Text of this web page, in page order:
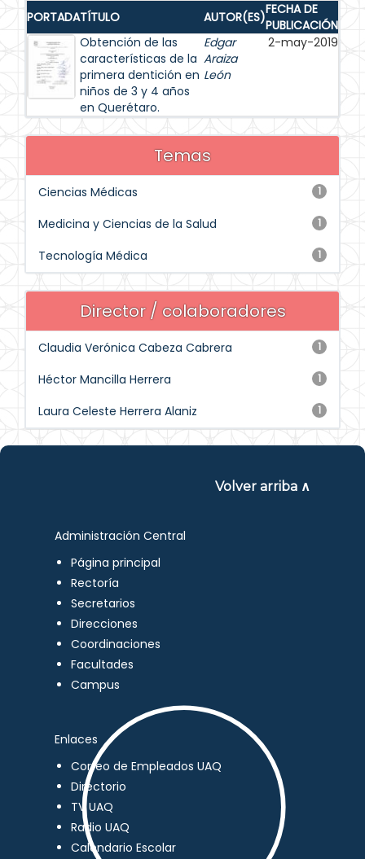
PORTADATÍTULO AUTOR(ES)FECHA DE
PUBLICACIÓN
Obtención de las
características de la
primera dentición en
niños de 3 y 4 años
en Querétaro.
Edgar
Araiza
León
2-may-2019
Temas
1
Ciencias Médicas
1
Medicina y Ciencias de la Salud
1
Tecnología Médica
Director / colaboradores
1
Claudia Verónica Cabeza Cabrera
1
Héctor Mancilla Herrera
1
Laura Celeste Herrera Alaniz
Volver arriba ∧
Administración Central
Página principal
Rectoría
Secretarios
Direcciones
Coordinaciones
Facultades
Campus
Enlaces
Correo de Empleados UAQ
Directorio
TV UAQ
Radio UAQ
Calendario Escolar